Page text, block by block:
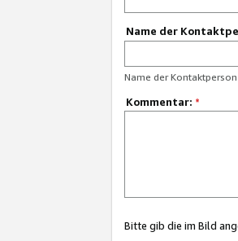
Name der
Name der Kontaktperson
Kommentar: *
Bitte gib die im Bild